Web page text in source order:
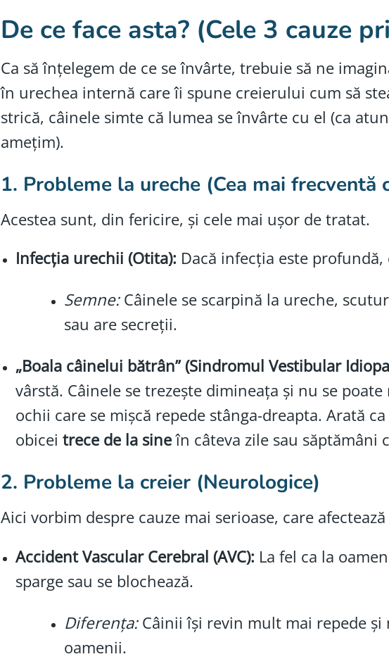
De ce face asta? (Cele 3 cauze
Ca să înțelegem de ce se învârte, trebuie să ne
în urechea internă care îi spune creierului cum să
strică, câinele simte că lumea se învârte cu el (ca
amețim).
1. Probleme la ureche (Cea mai frecventă
Acestea sunt, din fericire, și cele mai ușor de tratat.
Infecția urechii (Otita): Dacă infecția este
Semne:Câinele se scarpină la ureche,
sau are secreții.
„Boala câinelui bătrân” (Sindromul Vestibular
vârstă. Câinele se trezește dimineața și nu se
ochii care se mișcă repede stânga-dreapta. Arată
obicei trece de la sineîn câteva zile sau săptămâni
2. Probleme la creier (Neurologice)
Aici vorbim despre cauze mai serioase, care
Accident Vascular Cerebral (AVC): La fel ca la
sparge sau se blochează.
Diferența:Câinii își revin mult mai repede și
oamenii.